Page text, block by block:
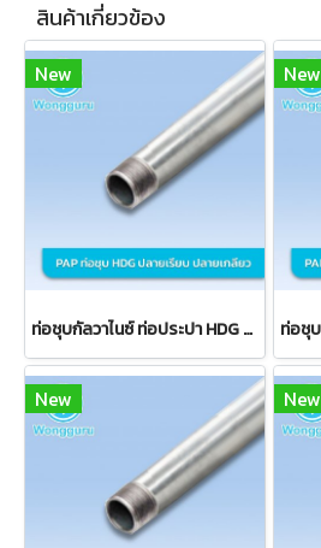
สินค้าเกี่ยวข้อง
New
ท่อชุบกัลวาไนซ์ ท่อประปา HDG BS-S คาดเหลือง ปลายเกลียว
New
New New